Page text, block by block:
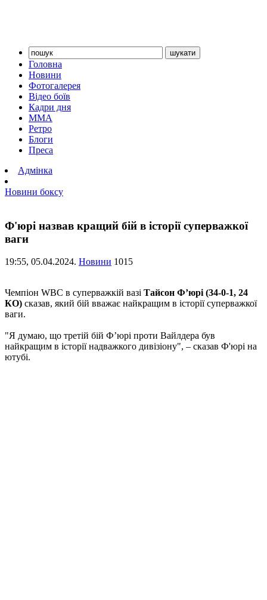
Головна
Новини
Фотогалерея
Відео боїв
Кадри дня
ММА
Ретро
Блоги
Преса
Адмінка
Новини боксу
Ф'юрі назвав кращий бій в історії суперважкої
ваги
19:55, 05.04.2024. Новини 1015
Чемпіон WBC в суперважкій вазі Тайсон Ф’юрі (34-0-1, 24
КО) сказав, який бій вважає найкращим в історії суперважкої
ваги.
"Я думаю, що третій бій Ф’юрі проти Вайлдера був
найкращим в історії надважкого дивізіону", – сказав Ф'юрі на
ютубі.